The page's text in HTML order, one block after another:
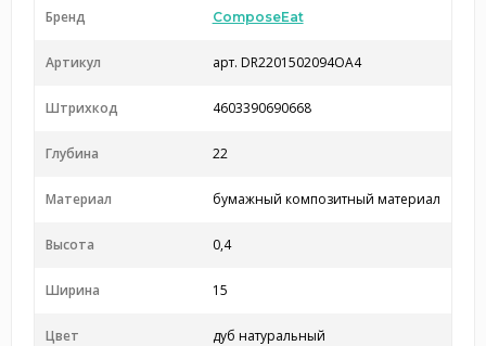
Бренд ComposeEat
Артикул арт. DR2201502094OA4
Штрихкод 4603390690668
Глубина 22
Материал бумажный композитный материал
Высота 0,4
Ширина 15
Цвет дуб натуральный